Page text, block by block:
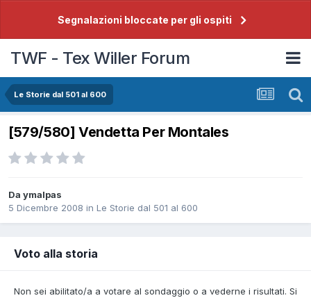
Segnalazioni bloccate per gli ospiti
TWF - Tex Willer Forum
Le Storie dal 501 al 600
[579/580] Vendetta Per Montales
Da ymalpas
5 Dicembre 2008 in Le Storie dal 501 al 600
Voto alla storia
Non sei abilitato/a a votare al sondaggio o a vederne i risultati. Si